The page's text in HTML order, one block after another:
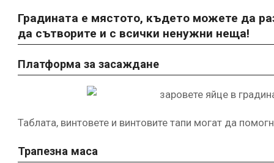
Градината е мястото, където можете да
да сътворите и с всички ненужни неща!
Платформа за засаждане
Таблата, винтовете и винтовите тапи могат да
Трапезна маса